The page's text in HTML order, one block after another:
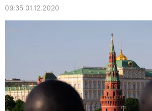
09:35 01.12.2020